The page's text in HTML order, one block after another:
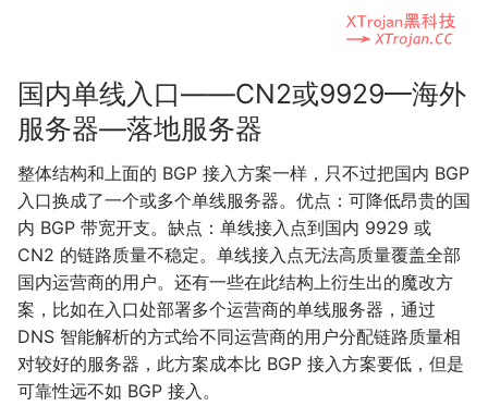
国内单线入口——CN2或9929—海外
服务器—落地服务器
整体结构和上面的 BGP 接入方案一样，只不过把国内 BGP
入口换成了一个或多个单线服务器。优点：可降低昂贵的国
内 BGP 带宽开支。缺点：单线接入点到国内 9929 或
CN2 的链路质量不稳定。单线接入点无法高质量覆盖全部
国内运营商的用户。还有一些在此结构上衍生出的魔改方
案，比如在入口处部署多个运营商的单线服务器，通过
DNS 智能解析的方式给不同运营商的用户分配链路质量相
对较好的服务器，此方案成本比 BGP 接入方案要低，但是
可靠性远不如 BGP 接入。